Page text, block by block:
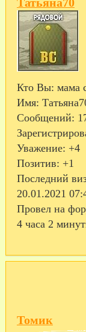
Кто Вы: мама
Имя:
Сообщений:
Уважение: +4
Позитив: +1
Последний
20.01.2021
Провел на
4 часа 2
Томик